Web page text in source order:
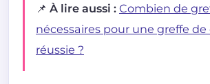
📌 À lire aussi : Combien de
nécessaires pour une greffe
réussie ?